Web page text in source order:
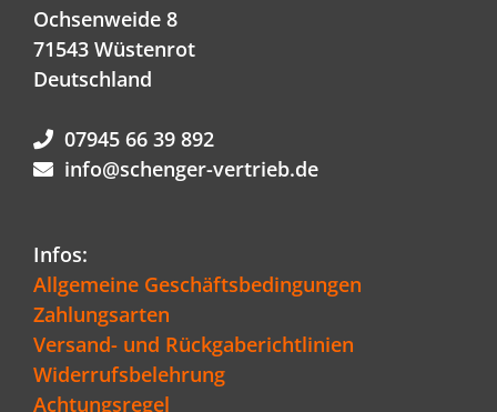
Ochsenweide 8
71543 Wüstenrot
Deutschland
07945 66 39 892
info@schenger-vertrieb.de
Infos:
Allgemeine Geschäftsbedingungen
Zahlungsarten
Versand- und Rückgaberichtlinien
Widerrufsbelehrung
Achtungsregel